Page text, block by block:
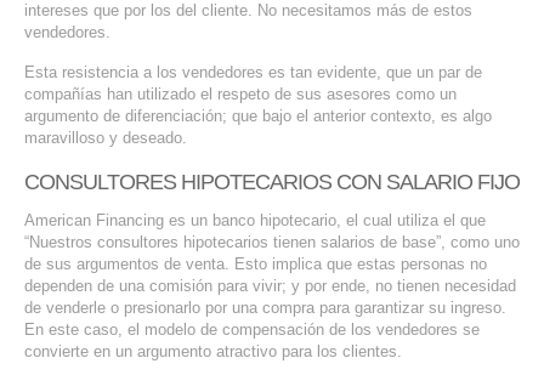
EMAIL MARKETING
SERVICIOS DE TI
TRANSFORMACIÓN DIGITAL
PORTAFOLIO
BLOG
intereses que por los del cliente. No necesitamos más de estos
vendedores.
Esta resistencia a los vendedores es tan evidente, que un par de
compañías han utilizado el respeto de sus asesores como un
argumento de diferenciación; que bajo el anterior contexto, es algo
maravilloso y deseado.
CONSULTORES HIPOTECARIOS CON SALARIO FIJO
American Financing es un banco hipotecario, el cual utiliza el que
“Nuestros consultores hipotecarios tienen salarios de base”, como uno
de sus argumentos de venta. Esto implica que estas personas no
dependen de una comisión para vivir; y por ende, no tienen necesidad
de venderle o presionarlo por una compra para garantizar su ingreso.
En este caso, el modelo de compensación de los vendedores se
convierte en un argumento atractivo para los clientes.